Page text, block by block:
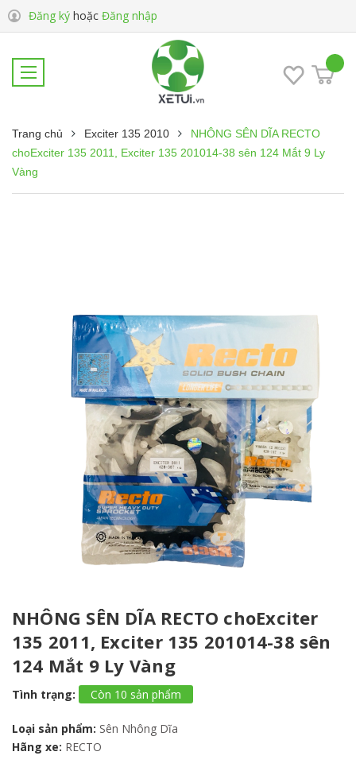
Đăng ký hoặc Đăng nhập
Trang chủ Exciter 135 2010
NHÔNG SÊN DĨA RECTO
choExciter 135 2011, Exciter 135 201014-38 sên 124 Mắt 9 Ly
Vàng
NHÔNG SÊN DĨA RECTO choExciter
135 2011, Exciter 135 201014-38 sên
124 Mắt 9 Ly Vàng
Tình trạng: Còn 10 sản phẩm
Loại sản phẩm: Sên Nhông Dĩa
Hãng xe: RECTO